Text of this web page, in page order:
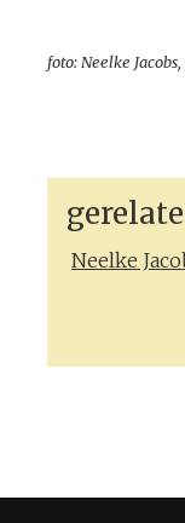
foto: Neelke
Neelke